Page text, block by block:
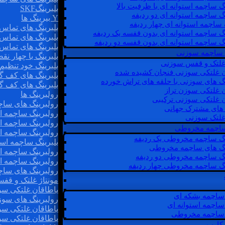
ساچمه استوانه ای با ظرفیت بالا
ساچمه استوانه ای دو ردیفه
ساچمه استوانه ای چهار ردیفه
ساچمه استوانه ای بدون قفسه یک ردیفه
ساچمه استوانه ای بدون قفسه دو ردیفه
ساچمه سوزنی
غلتک و قفس سوزنی
غلتکی سوزنی فنجان کشیده شده
های سوزنی با حلقه های تراش خورده
غلتکی سوزن تراز
غلتکی سوزنی ترکیبی
های مشترک جهانی
سوزنی
ساچمه مخروطی
ساچمه مخروطی یک ردیفه
های ساچمه مخروطی
ساچمه مخروطی دو ردیفه
ساچمه مخروطی چهار ردیفه
بشکه ای
استوانه ای
ساچمه مخروطی
بلبرینگSKF
Y بیرینگ ها
بلبرینگ های
بلبرینگ های
بلبرینگ های
بلبرینگ با چهار
بلبرینگ خود تنظیم
بلبرینگ های کف
بلبرینگ های کف
رولبرینگ ها
رولبرینگ های
رولبرینگ ساچمه
رولبرینگ ساچمه
رولبرینگ ساچمه
بلبرینگ ساچمه
رولبرینگ ساچمه
رولبرینگ ساچمه
رولبرینگ های
مونتاژ غلتک و
یاطاقان غلتکی
رولبرینگ های
یاطاقان غلتکی
یاطاقان غلتکی